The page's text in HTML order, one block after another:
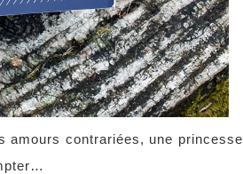
amours contrariées, une princesse